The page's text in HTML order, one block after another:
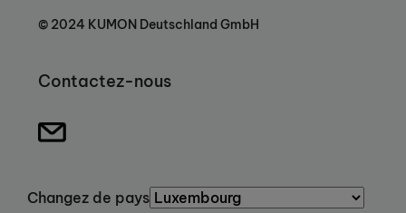
© 2024 KUMON Deutschland GmbH
Contactez-nous
Changez de pays